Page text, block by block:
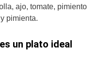
ajo, tomate, pimiento
pimienta.
un plato ideal